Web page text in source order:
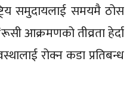
समुदायलाई समयमै ठोस
आक्रमणको तीव्रता हेर्दा
रोक्न कडा प्रतिबन्ध